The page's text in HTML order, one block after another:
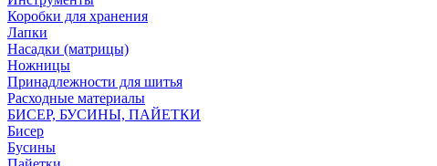
Коробки для хранения
Лапки
Насадки (матрицы)
Ножницы
Принадлежности для шитья
Расходные материалы
БИСЕР, БУСИНЫ, ПАЙЕТКИ
Бисер
Бусины